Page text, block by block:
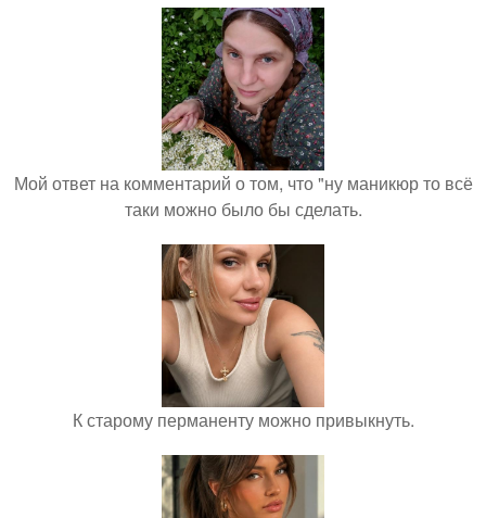
Мой ответ на комментарий о том, что "ну маникюр то всё
таки можно было бы сделать.
К старому перманенту можно привыкнуть.